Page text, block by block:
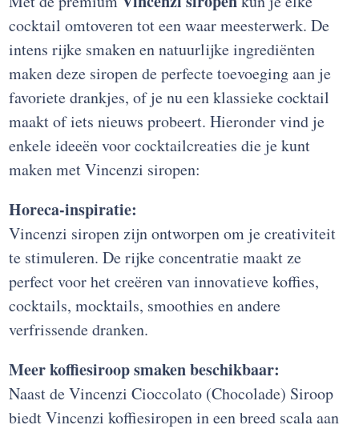
cocktail omtoveren tot een waar meesterwerk. De
intens rijke smaken en natuurlijke ingrediënten
maken deze siropen de perfecte toevoeging aan je
favoriete drankjes, of je nu een klassieke cocktail
maakt of iets nieuws probeert. Hieronder vind je
enkele ideeën voor cocktailcreaties die je kunt
maken met Vincenzi siropen:
Horeca-inspiratie:
Vincenzi siropen zijn ontworpen om je creativiteit
te stimuleren. De rijke concentratie maakt ze
perfect voor het creëren van innovatieve koffies,
cocktails, mocktails, smoothies en andere
verfrissende dranken.
Meer koffiesiroop smaken beschikbaar:
Naast de Vincenzi Cioccolato (Chocolade) Siroop
biedt Vincenzi koffiesiropen in een breed scala aan